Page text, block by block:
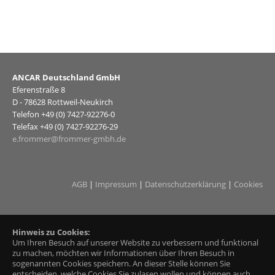
Hinweis zu Cookies:
Um Ihren Besuch auf unserer Website zu verbessern und funktional
zu machen, möchten wir Informationen über Ihren Besuch in
sogenannten Cookies speichern. An dieser Stelle können Sie
ANCAR Deutschland GmbH
Eferenstraße 8
D - 78628 Rottweil-Neukirch
Telefon +49 (0) 7427-92276-0
Telefax +49 (0) 7427-92276-29
e.frommer@frommer-gmbh.de
AGB | Impressum | Datenschutzerklärung | Cookies